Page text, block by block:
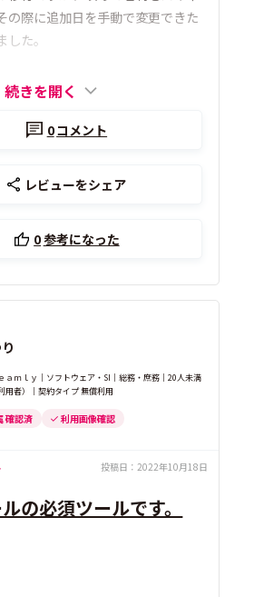
の際に追加日を手動で変更できた
た。
続きを開く
0コメント
レビューをシェア
0参考になった
ａｍｌｙ｜ソフトウェア・SI｜総務・庶務｜20人未満
用者）｜契約タイプ 無償利用
確認済 利用画像確認
投稿日： 2022年10月18日
の必須ツールです。